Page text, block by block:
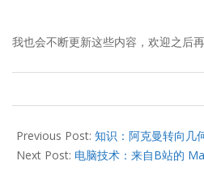
我也会不断更新这些内容，欢迎之后
03-
16
Previous Post: 知识：阿克曼转向几
Next Post: 电脑技术：来自B站的